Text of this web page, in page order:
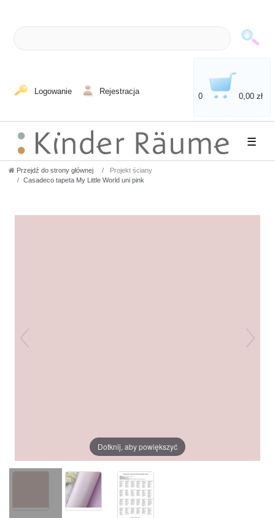
Logowanie Rejestracja
0 0,00 zł
☰
Przejdź do strony głównej
Projekt ściany
Casadeco tapeta My Little World uni pink
Dotknij, aby powiększyć